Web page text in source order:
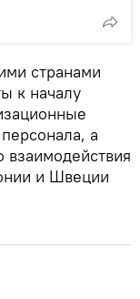
странами
к началу
а
взаимодействия
и Швеции